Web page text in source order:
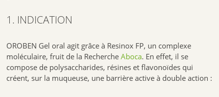
1. INDICATION
OROBEN Gel oral agit grâce à Resinox FP, un complexe
moléculaire, fruit de la RechercheAboca. En effet, il se
compose de polysaccharides, résines et flavonoïdes qui
créent, sur la muqueuse, une barrière active à double action :